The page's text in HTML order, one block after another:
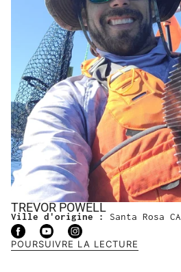
TREVOR POWELL
Ville d'origine : Santa Rosa CA
POURSUIVRE LA LECTURE